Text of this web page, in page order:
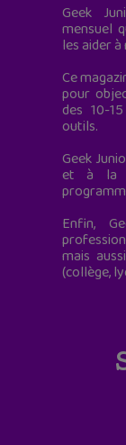
Geek
mensuel
les aider
Ce
pour
des 10-
outils.
Geek
et à la
Enfin,
mais
(collège,